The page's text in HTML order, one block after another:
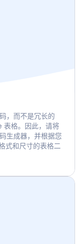
，而不是冗长的
表格。因此，请将
生成器，并根据您
式和尺寸的表格二